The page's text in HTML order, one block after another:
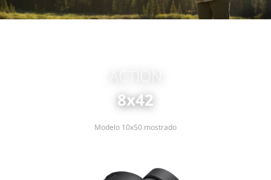
ACTION
8x42
Modelo 10x50 mostrado